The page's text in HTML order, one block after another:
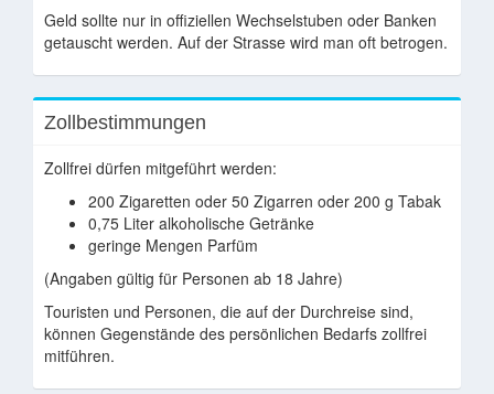
Geld sollte nur in offiziellen Wechselstuben oder Banken
getauscht werden. Auf der Strasse wird man oft betrogen.
Zollbestimmungen
Zollfrei dürfen mitgeführt werden:
200 Zigaretten oder 50 Zigarren oder 200 g Tabak
0,75 Liter alkoholische Getränke
geringe Mengen Parfüm
(Angaben gültig für Personen ab 18 Jahre)
Touristen und Personen, die auf der Durchreise sind,
können Gegenstände des persönlichen Bedarfs zollfrei
mitführen.